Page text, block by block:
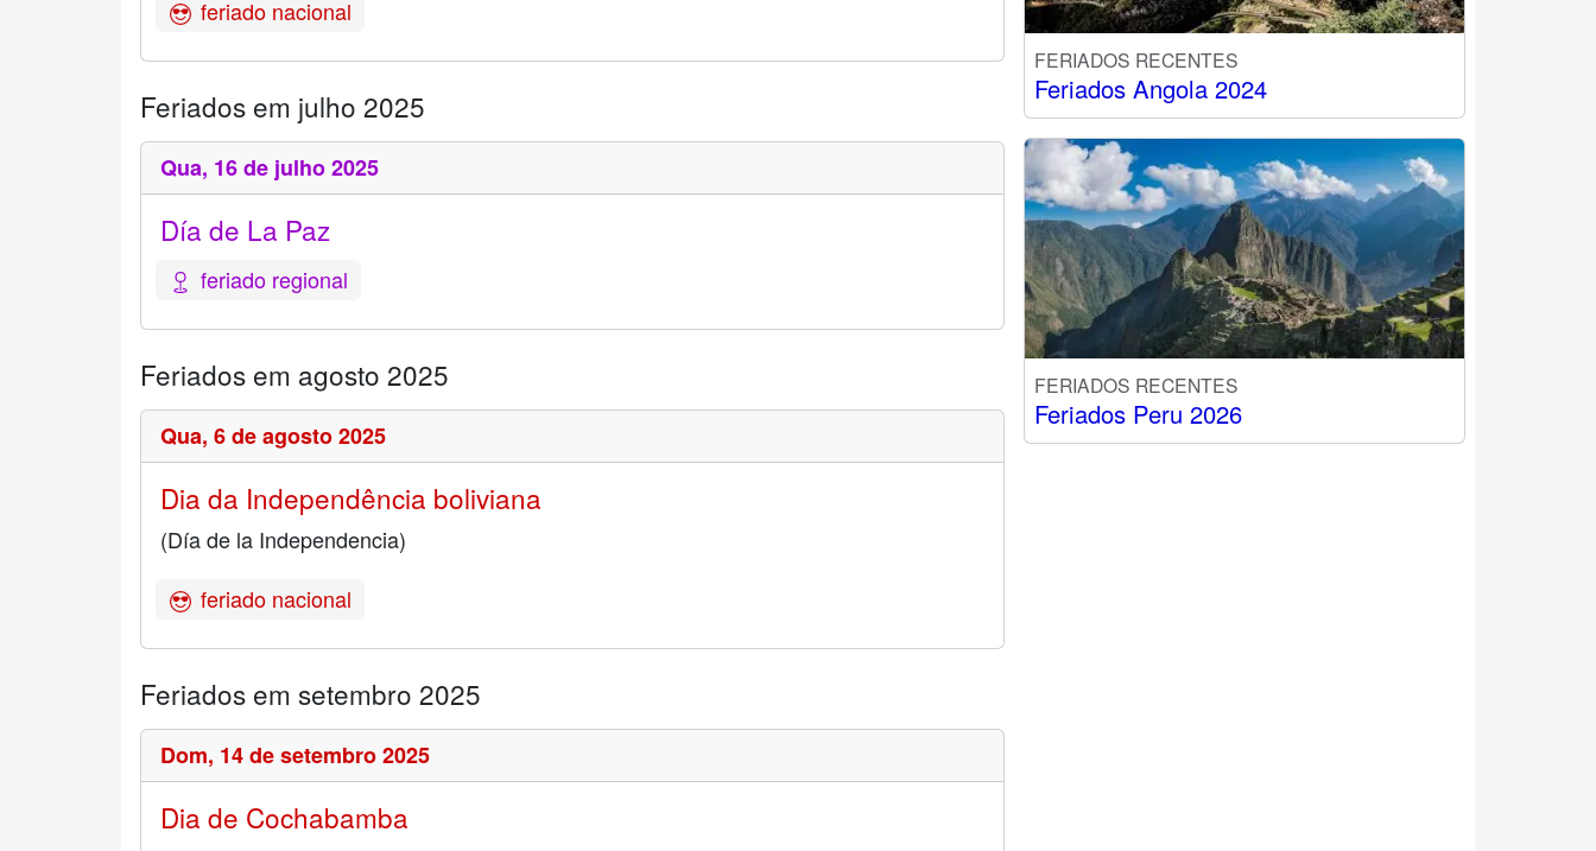
feriado nacional
Feriados em julho 2025
Qua, 16 de julho 2025
Día de La Paz
feriado regional
Feriados em agosto 2025
Qua, 6 de agosto 2025
Dia da Independência boliviana
(Día de la Independencia)
feriado nacional
Feriados em setembro 2025
Dom, 14 de setembro 2025
Dia de Cochabamba
FERIADOS RECENTES
Feriados Angola 2024
FERIADOS RECENTES
Feriados Peru 2026